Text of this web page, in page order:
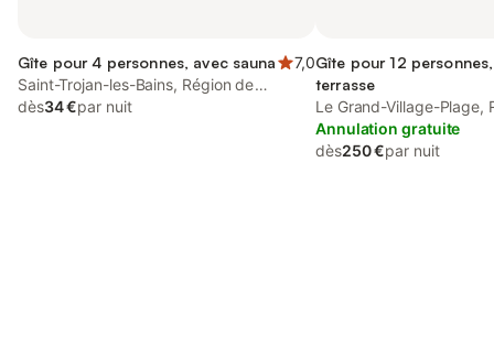
Gîte pour 4 personnes, avec sauna
7,0
Saint-Trojan-les-Bains, Région de
Rochefort
dès34 €par nuit
Gîte pour 12
terrasse
Le Grand-Village-Plage,
Rochefort
Annulation gratuite
dès250 €par nuit